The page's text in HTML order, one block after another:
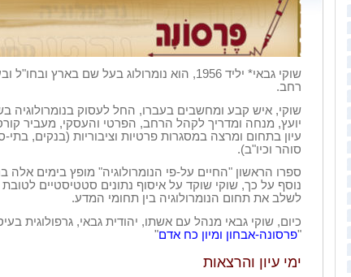
שוקי גבאי* יליד 1956, הוא נומרולוג בעל
שם בארץ ובחו"ל
רחב.
יועץ, מנחה ומדריך לקהל הרחב, הפרטי והעסקי, מעביר
עיון בתחום ומרצה במסגרות פרטיות וציבוריות (בנקים, בתי-
סוהר וכיו"ב.(
ספרו הראשון "החיים על-פי הנומרולוגיה" מופץ בימים אלה
נוסף על כך, שוקי שוקד על איסוף נתונים סטטיסטיים
לשלב את תחום הנומרולוגיה בין תחומי המדע.
כיום, שוקי גבאי מנהל עם אשתו, יהודית גבאי, גרפולוגית
"פרסונה-אבחון ומיון כח אדם"
ימי עיון והרצאות